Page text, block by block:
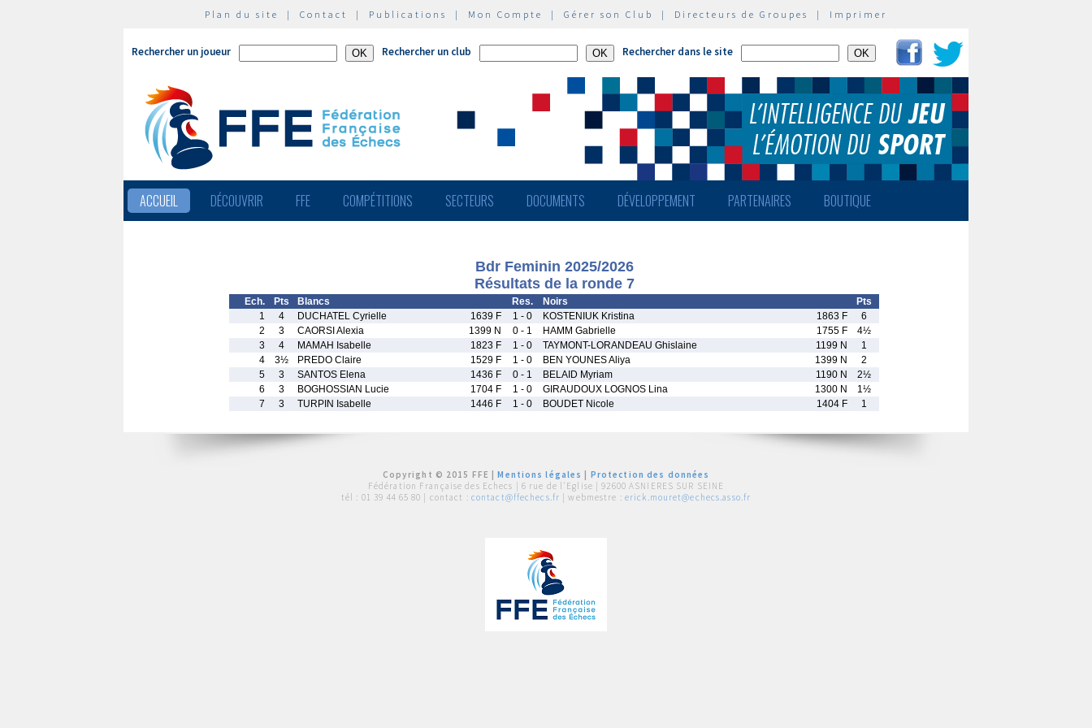
Plan du site | Contact | Publications | Mon Compte | Gérer son Club | Directeurs de Groupes | Imprimer
Rechercher un joueur Rechercher un club Rechercher dans le site
ACCUEIL DÉCOUVRIR FFE COMPÉTITIONS SECTEURS DOCUMENTS DÉVELOPPEMENT PARTENAIRES BOUTIQUE
Bdr Feminin 2025/2026
Résultats de la ronde 7
Ech. Pts Blancs Res. Noirs
Pts
1
4 DUCHATEL Cyrielle 1639 F 1 - 0 KOSTENIUK Kristina 1863 F
6
2
3 CAORSI Alexia 1399 N 0 - 1 HAMM Gabrielle 1755 F
4½
3
4 MAMAH Isabelle 1823 F 1 - 0 TAYMONT-LORANDEAU Ghislaine 1199 N
1
4
3½ PREDO Claire 1529 F 1 - 0 BEN YOUNES Aliya 1399 N
2
5
3 SANTOS Elena 1436 F 0 - 1 BELAID Myriam 1190 N
2½
6
3 BOGHOSSIAN Lucie 1704 F 1 - 0 GIRAUDOUX LOGNOS Lina 1300 N
1½
7
3 TURPIN Isabelle 1446 F 1 - 0 BOUDET Nicole 1404 F 1
Copyright © 2015 FFE |Mentions légales
Protection des données
Fédération Française des Echecs | 6 rue de l'Eglise | 92600 ASNIERES SUR SEINE
tél : 01 39 44 65 80 | contact : contact@ffechecs.fr | webmestre : erick.mouret@echecs.asso.fr